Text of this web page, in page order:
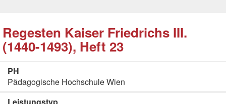
Regesten Kaiser Friedrichs III.
(1440-1493), Heft 23
PH
Pädagogische Hochschule Wien